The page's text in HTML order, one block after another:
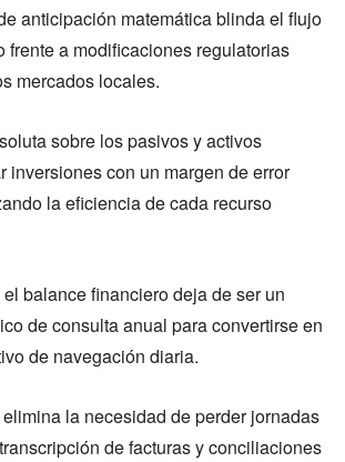
anticipación matemática blinda el flujo
frente a modificaciones regulatorias
mercados locales.
sobre los pasivos y activos
inversiones con un margen de error
la eficiencia de cada recurso
balance financiero deja de ser un
de consulta anual para convertirse en
de navegación diaria.
la necesidad de perder jornadas
de facturas y conciliaciones